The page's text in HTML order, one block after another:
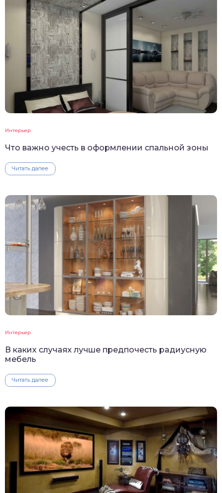
Интерьер
Что важно учесть в оформлении спальной зоны
Читать далее
Интерьер
В каких случаях лучше предпочесть радиусную
мебель
Читать далее